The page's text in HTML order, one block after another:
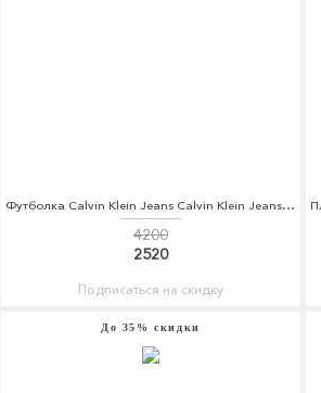
Футболка Calvin Klein Jeans Calvin Klein Jeans CA939EWUHM07
4200
2520
Подписаться на скидку
До 35% скидки